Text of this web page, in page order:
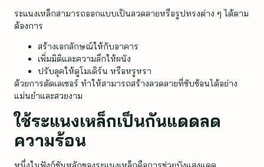
ระแนงเหล็กสามารถออกแบบเป็นลวดลายหรือรูปทรงต่าง ๆ ได้ตาม
ต้องการ
สร้างเอกลักษณ์ให้กับอาคาร
เพิ่มมิติและความลึกให้ผนัง
ปรับลุคให้ดูโมเดิร์น หรือหรูหรา
ด้วยการตัดเลเซอร์ ทำให้สามารถสร้างลวดลายที่ซับซ้อนได้อย่าง
แม่นยำและสวยงาม
ใช้ระแนงเหล็กเป็นกันแดดลด
ความร้อน